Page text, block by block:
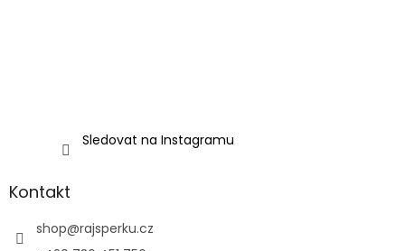
Sledovat na Instagramu
Kontakt
shop@rajsperku.cz